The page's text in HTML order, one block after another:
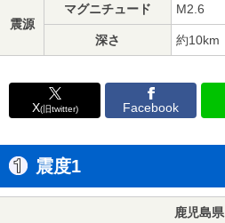
震源
マグニチュード M2.6
深さ 約10km
X(旧twitter) Facebook
震度1
鹿児島県